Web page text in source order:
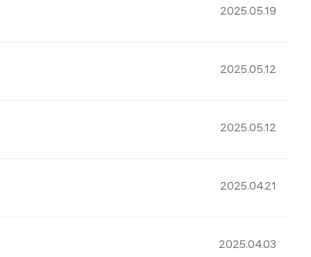
2025.05.19
2025.05.12
2025.05.12
2025.04.21
2025.04.03